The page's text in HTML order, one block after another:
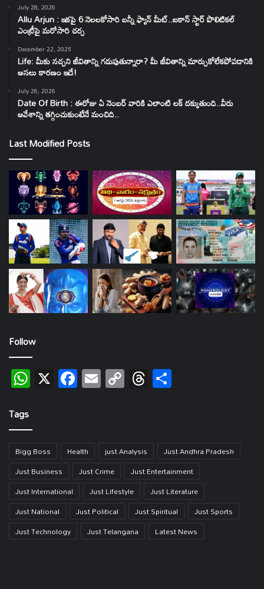
July 28, 2026
Allu Arjun : ఇకపై 6 నెలలకోసారి బన్నీ ఫ్యాన్ మీట్..ఐకాన్ స్టార్ పొలిటికల్
ఎంట్రీపై మరోసారి చర్చ
December 22, 2025
Life: మీకు నచ్చని జీవితాన్ని గడుపుతున్నారా? మీ జీవితాన్ని మార్చుకోలేకపోవడానికి
అసలు కారణం ఇదే!
July 26, 2026
Date Of Birth : ఈరోజు ఏ నెంబర్ వారికి ఎలాంటి లక్ దక్కుతుంది..వీరు
ఆవేశాన్ని తగ్గించుకుంటేనే మంచిది..
Last Modified Posts
Follow
WhatsApp
X Facebook
EmailCopy
Link
Threads
Tags
Bigg Boss Health just Analysis
Just Andhra Pradesh
Just Business
Just Crime
Just Entertainment
Just International
Just Lifestyle
Just Literature
Just National
Just Political Just Spiritual
Just Sports
Just Technology
Just Telangana Latest News